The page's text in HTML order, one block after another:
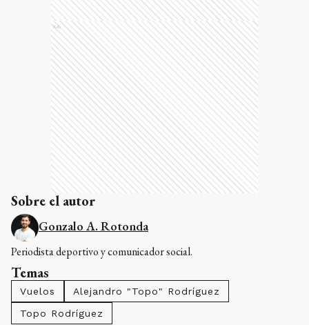
Ads
Sobre el autor
Gonzalo A. Rotonda
Periodista deportivo y comunicador social.
Temas
Vuelos
Alejandro "Topo" Rodríguez
Topo Rodríguez